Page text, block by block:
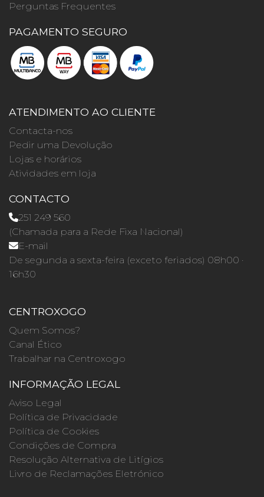
Perguntas Frequentes
PAGAMENTO SEGURO
ATENDIMENTO AO CLIENTE
Contacta-nos
Pedir uma Devolução
Lojas e horários
Atividades em loja
CONTACTO
251 249 560
(Chamada para a Rede Fixa Nacional)
E-mail
De segunda a sexta-feira (exceto feriados) 08h00 ·
16h30
CENTROXOGO
Quem Somos?
Canal Ético
Trabalhar na Centroxogo
INFORMAÇÃO LEGAL
Aviso Legal
Política de Privacidade
Política de Cookies
Condições de Compra
Resolução Alternativa de Litígios
Livro de Reclamações Eletrónico